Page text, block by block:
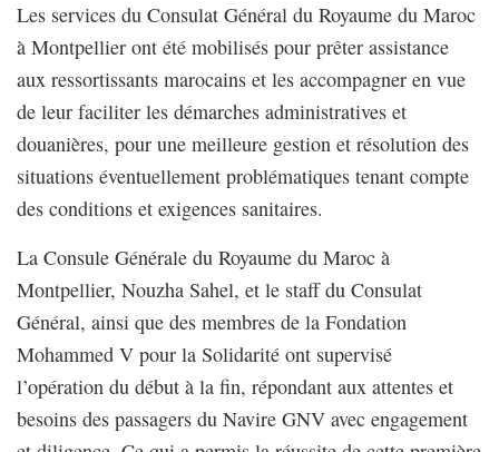
Les services du Consulat Général du Royaume du Maroc
à Montpellier ont été mobilisés pour prêter assistance
aux ressortissants marocains et les accompagner en vue
de leur faciliter les démarches administratives et
douanières, pour une meilleure gestion et résolution des
situations éventuellement problématiques tenant compte
des conditions et exigences sanitaires.
La Consule Générale du Royaume du Maroc à
Montpellier, Nouzha Sahel, et le staff du Consulat
Général, ainsi que des membres de la Fondation
Mohammed V pour la Solidarité ont supervisé
l’opération du début à la fin, répondant aux attentes et
besoins des passagers du Navire GNV avec engagement